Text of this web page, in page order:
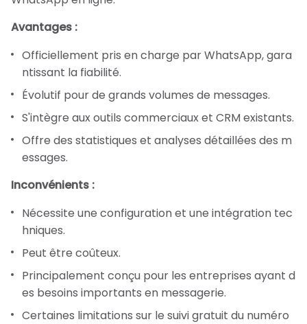
Avantages :
Officiellement pris en charge par WhatsApp, gara
ntissant la fiabilité.
Évolutif pour de grands volumes de messages.
S'intègre aux outils commerciaux et CRM existants.
Offre des statistiques et analyses détaillées des m
essages.
Inconvénients :
Nécessite une configuration et une intégration tec
hniques.
Peut être coûteux.
Principalement conçu pour les entreprises ayant d
es besoins importants en messagerie.
Certaines limitations sur le suivi gratuit du numéro